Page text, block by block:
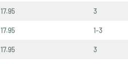
17.95 3
17.95 1-3
17.95 3